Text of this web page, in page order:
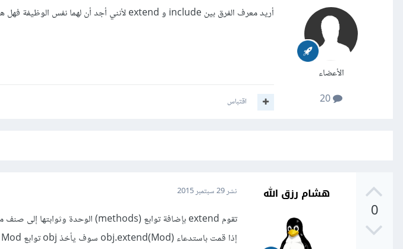
الأعضاء
أريد معرف الفرق بين include و extend لأنني أجد أن لهما نفس الوظيفة فهل هنالك فرق بينهم ؟ أم أنهما نفس الشيء ؟
اقتباس
0
هشام رزق الله نشر29 سبتمبر 2015
تقوم extend بإضافة توابع (methods) الوحدة وثوابتها إلى صنف ميتا (